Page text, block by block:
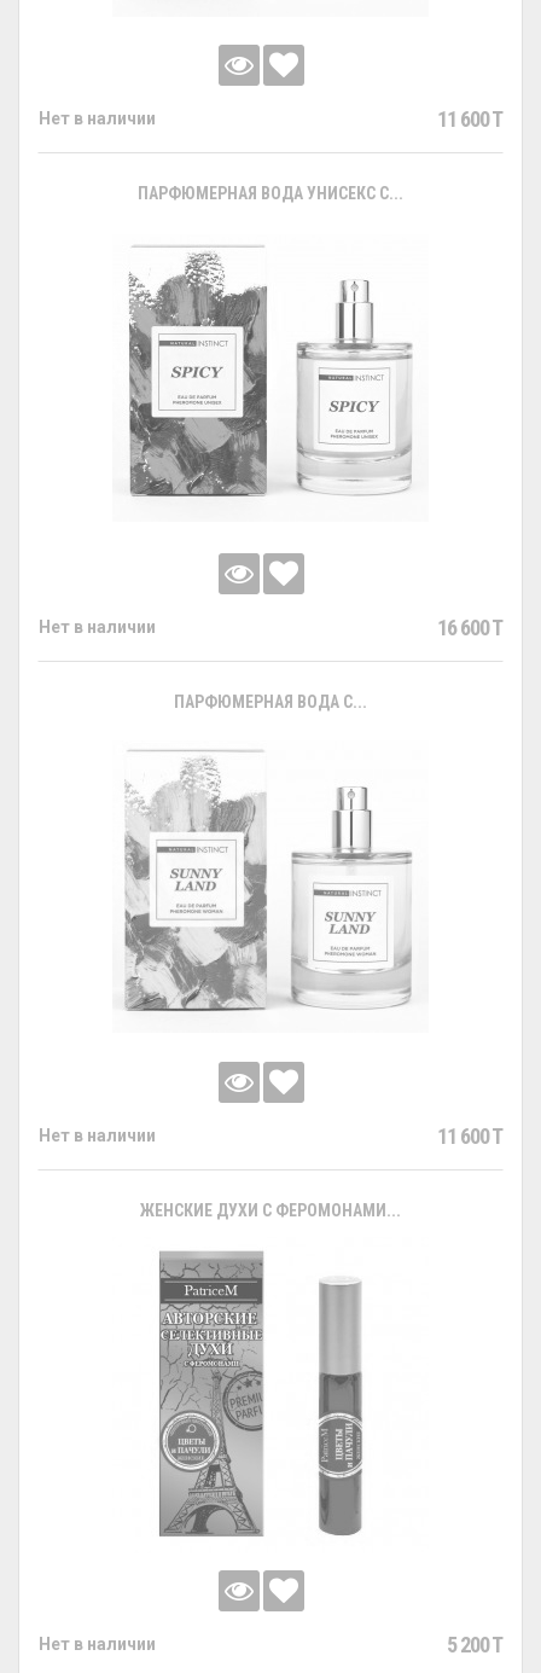
Нет в наличии 11 600 T
ПАРФЮМЕРНАЯ ВОДА УНИСЕКС С...
Нет в наличии 16 600 T
ПАРФЮМЕРНАЯ ВОДА С...
Нет в наличии 11 600 T
ЖЕНСКИЕ ДУХИ С ФЕРОМОНАМИ...
Нет в наличии 5 200 T